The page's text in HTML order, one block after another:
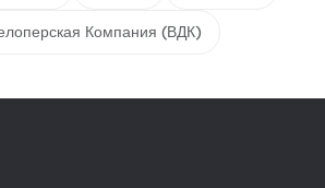
Компания (ВДК)